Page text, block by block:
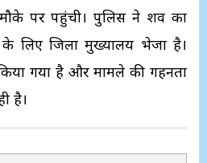
पर पहुंची। पुलिस ने शव का
के लिए जिला मुख्यालय भेजा है।
गया है और मामले की गहनता
है।